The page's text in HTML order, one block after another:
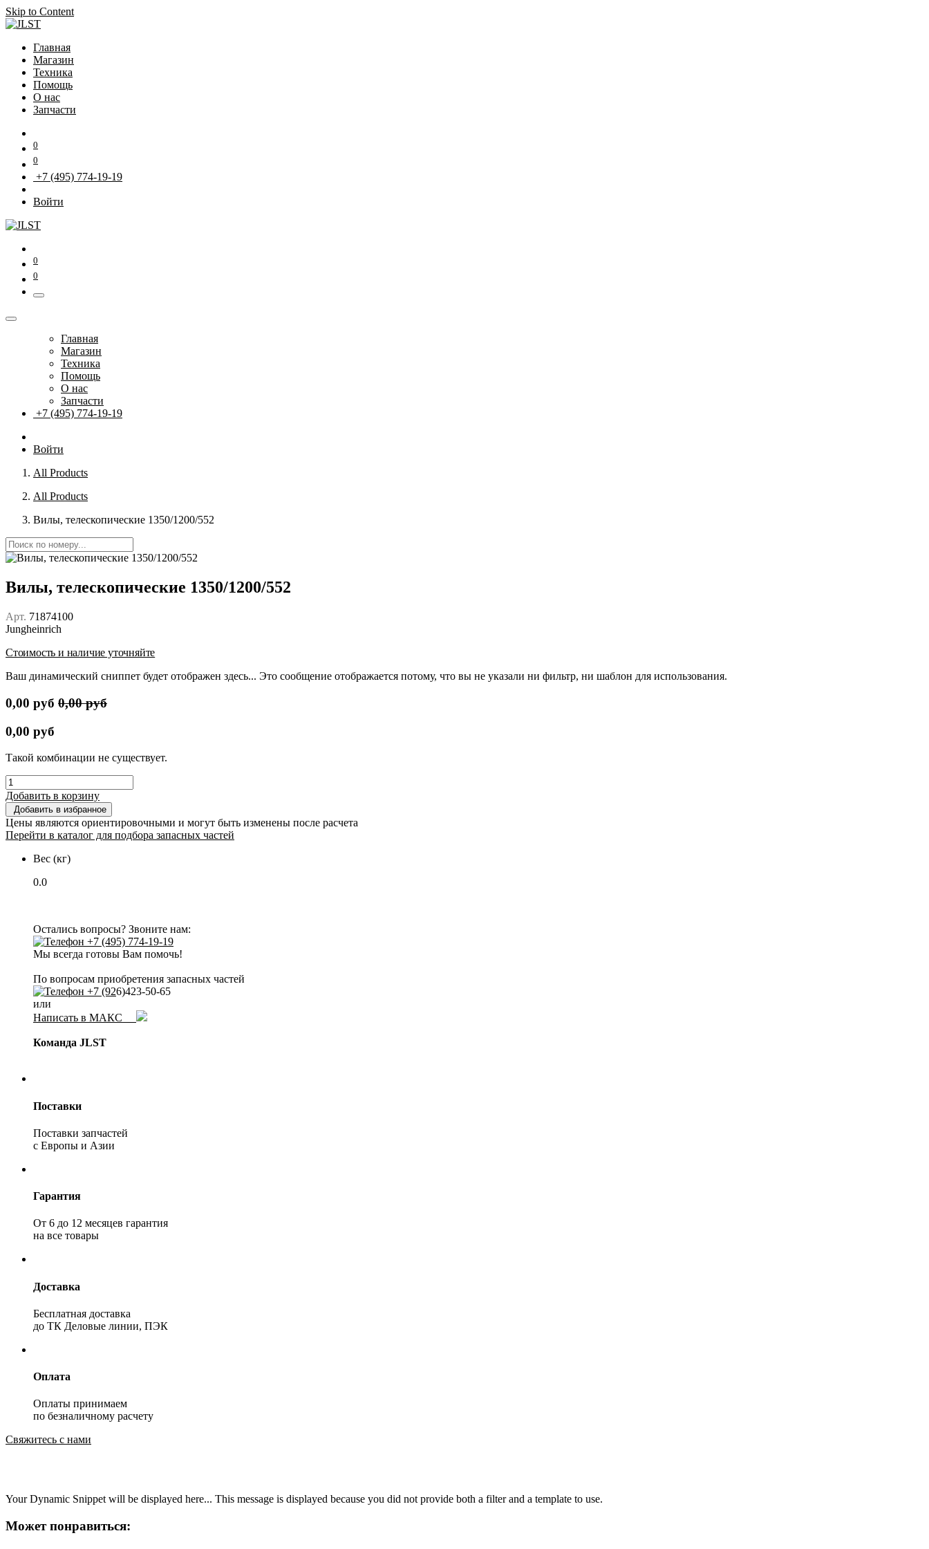
Skip to Content
Главная
Магазин
Техника
Помощь
О нас
Запчасти
0
0
+7 (495) 774-19-19
Войти
0
0
Главная
Магазин
Техника
Помощь
О нас
Запчасти
+7 (495) 774-19-19
Войти
All Products
All Products
Вилы, телескопические 1350/1200/552
Вилы, телескопические 1350/1200/552
Арт. 71874100
Jungheinrich
Стоимость и наличие уточняйте
Ваш динамический сниппет будет отображен здесь... Это сообщение отображается потому, что вы не указали ни фильтр, ни шаблон для использования.
0,00 руб 0,00руб
0,00 руб
Такой комбинации не существует.
Добавить в корзину
Добавить в избранное
Цены являются ориентировочными и могут быть изменены после расчета
Перейти в каталог для подбора запасных частей
Вес (кг)
0.0
Остались вопросы? Звоните нам:
+7 (495) 774-19-19
Мы всегда готовы Вам помочь!
По вопросам приобретения запасных частей
+7 (926)423-50-65
или
Написать в МАКС
Команда JLST
Поставки
Поставки запчастей
с Европы и Азии
Гарантия
От 6 до 12 месяцев гарантия
на все товары
Доставка
Бесплатная доставка
до ТК Деловые линии, ПЭК
Оплата
Оплаты принимаем
по безналичному расчету
Свяжитесь с нами
Your Dynamic Snippet will be displayed here... This message is displayed because you did not provide both a filter and a template to use.
Может понравиться: